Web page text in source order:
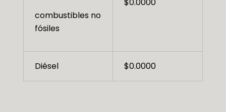
combustibles no
fósiles
Diésel $0.0000